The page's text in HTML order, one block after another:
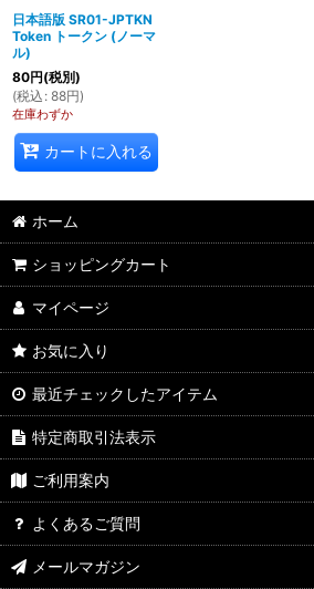
日本語版 SR01-JPTKN
Token トークン (ノーマ
ル)
80円(税別)
(税込 : 88円)
在庫わずか
カートに入れる
ホーム
ショッピングカート
マイページ
お気に入り
最近チェックしたアイテム
特定商取引法表示
ご利用案内
よくあるご質問
メールマガジン